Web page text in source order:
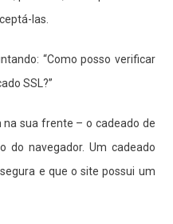
las.
“Como posso verificar
SSL?”
sua frente – o cadeado de
do navegador. Um cadeado
e que o site possui um